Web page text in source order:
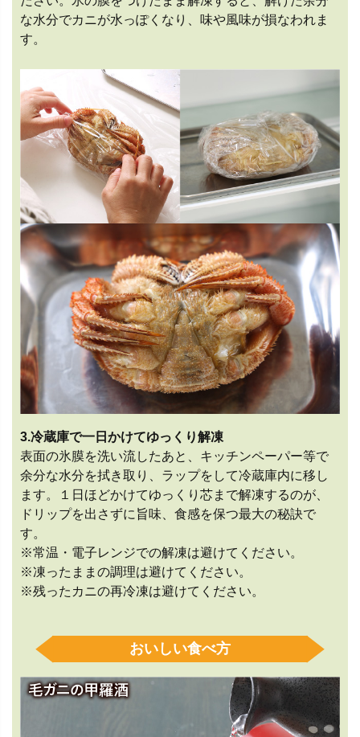
な水分でカニが水っぽくなり、味や風味が損なわれま
す。
3.冷蔵庫で一日かけてゆっくり解凍
表面の氷膜を洗い流したあと、キッチンペーパー等で
余分な水分を拭き取り、ラップをして冷蔵庫内に移し
ます。１日ほどかけてゆっくり芯まで解凍するのが、
ドリップを出さずに旨味、食感を保つ最大の秘訣で
す。
※常温・電子レンジでの解凍は避けてください。
※凍ったままの調理は避けてください。
※残ったカニの再冷凍は避けてください。
おいしい食べ方